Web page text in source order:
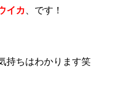
イカ 、です！
持ちはわかります笑